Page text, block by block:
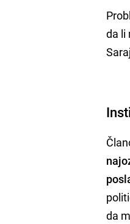
da li
da